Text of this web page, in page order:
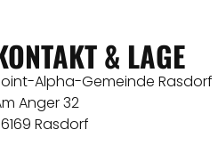
& LAGE
Alpha-Gemeinde Rasdorf
Anger 32
Rasdorf